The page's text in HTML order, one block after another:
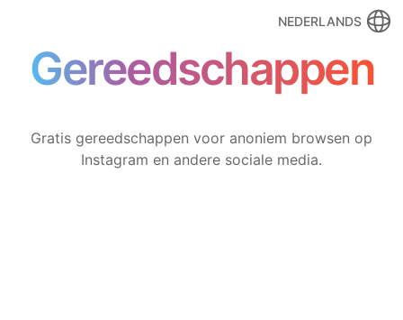
NEDERLANDS
Gereedschappen
Gratis gereedschappen voor anoniem browsen op
Instagram en andere sociale media.